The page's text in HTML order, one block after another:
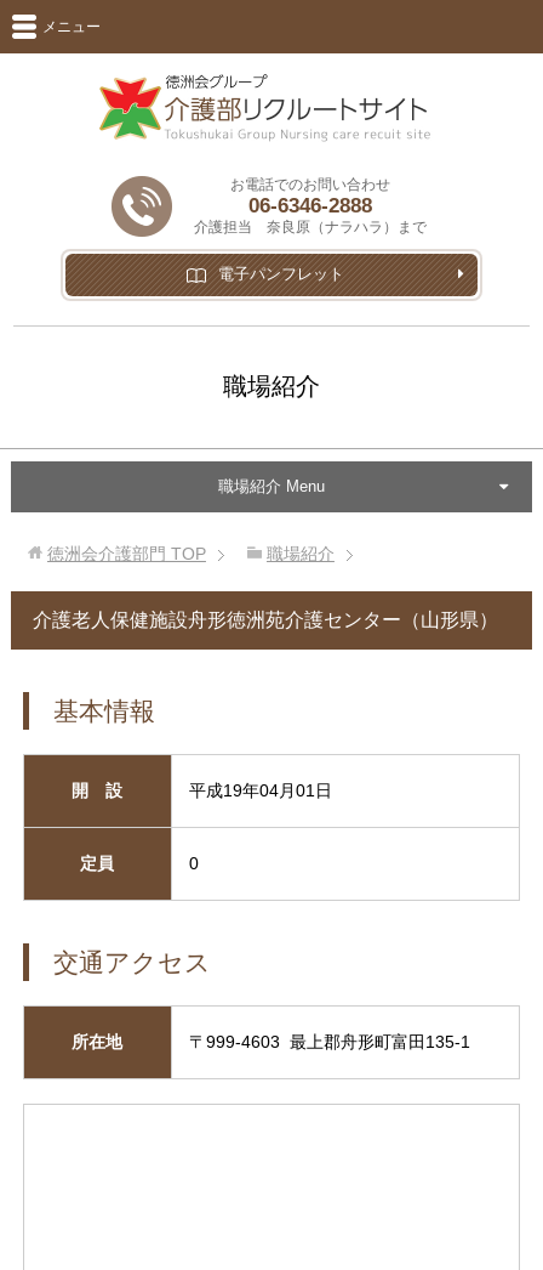
メニュー
お電話でのお問い合わせ
06-6346-2888
介護担当 奈良原（ナラハラ）まで
電子パンフレット
職場紹介
徳洲会介護部門 TOP 職場紹介
介護老人保健施設舟形徳洲苑介護センター（山形県）
基本情報
開 設 平成19年04月01日
定員 0
交通アクセス
所在地 〒999-4603 最上郡舟形町富田135-1
職場紹介 Menu